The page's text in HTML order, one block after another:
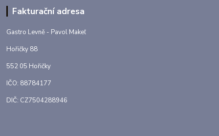
Fakturační adresa
Gastro Levně - Pavol Makeľ
Hořičky 88
552 05 Hořičky
IČO: 88784177
DIČ: CZ7504288946